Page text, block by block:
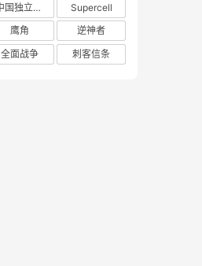
中国独立游戏联盟
Supercell
鹰角
逆神者
全面战争 刺客信条